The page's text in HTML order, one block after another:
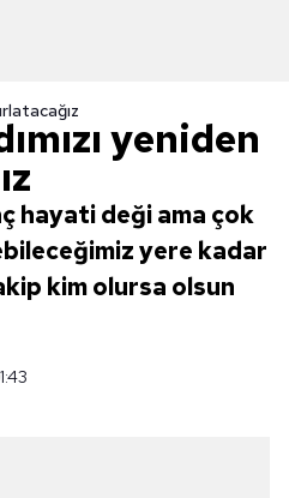
yeniden
hayati deği ama çok
yere kadar
kim olursa olsun